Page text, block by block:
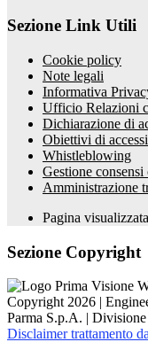
Sezione Link Utili
Cookie policy
Note legali
Informativa
Ufficio Relazioni
Dichiarazione di
Obiettivi di
Whistleblowing
Gestione
Amministrazione
Pagina visualizzata
Sezione Copyright
Copyright 2026 |
Parma S.p.A. |
Disclaimer trattamento